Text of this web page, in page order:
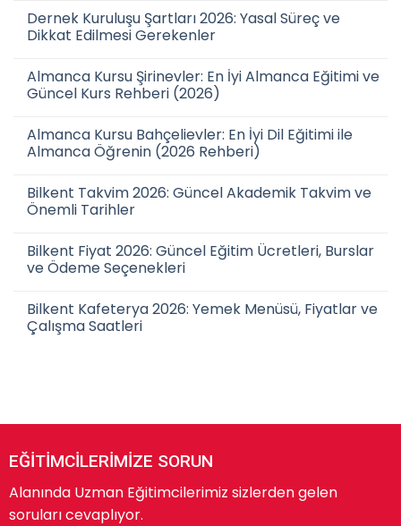
Dernek Kuruluşu Şartları 2026: Yasal Süreç ve
Dikkat Edilmesi Gerekenler
Almanca Kursu Şirinevler: En İyi Almanca Eğitimi ve
Güncel Kurs Rehberi (2026)
Almanca Kursu Bahçelievler: En İyi Dil Eğitimi ile
Almanca Öğrenin (2026 Rehberi)
Bilkent Takvim 2026: Güncel Akademik Takvim ve
Önemli Tarihler
Bilkent Fiyat 2026: Güncel Eğitim Ücretleri, Burslar
ve Ödeme Seçenekleri
Bilkent Kafeterya 2026: Yemek Menüsü, Fiyatlar ve
Çalışma Saatleri
EĞİTİMCİLERİMİZE SORUN
Alanında Uzman Eğitimcilerimiz sizlerden gelen
soruları cevaplıyor.